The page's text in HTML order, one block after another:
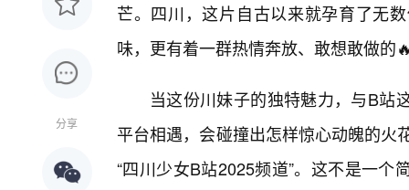
分享
芒。四川，这片自古以来就孕育了无
味，更有着一群热情奔放、敢想敢做的
当这份川妹子的独特魅力，与B站
平台相遇，会碰撞出怎样惊心动魄的
“四川少女B站2025频道”。这不是一